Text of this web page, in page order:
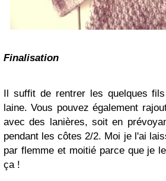
Finalisation
Il suffit de rentrer les quelques
laine. Vous pouvez également
avec des lanières, soit en
pendant les côtes 2/2. Moi je l'ai
par flemme et moitié parce que je
ça !